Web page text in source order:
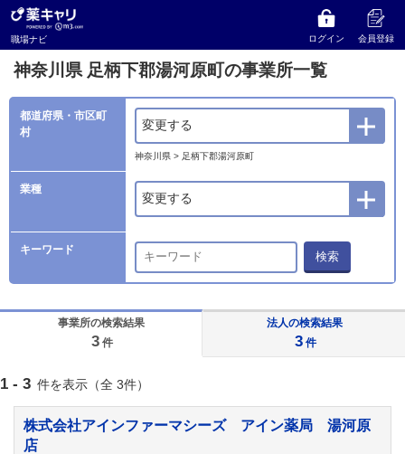
職場ナビ ログイン 会員登録
薬キャリ 職場ナビ
足柄下郡湯河原町の事業所一覧
神奈川県 足柄下郡湯河原町の事業所一覧
都道府県・市区町
村
変更する
神奈川県 > 足柄下郡湯河原町
業種
変更する
キーワード 検索
事業所の検索結果
3 件
法人の検索結果
3 件
1 - 3 件を表示（全 3件）
株式会社アインファーマシーズ アイン薬局 湯河原
店